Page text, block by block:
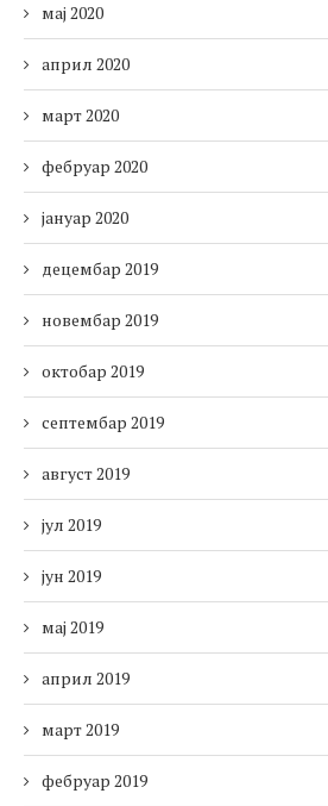
мај 2020
април 2020
март 2020
фебруар 2020
јануар 2020
децембар 2019
новембар 2019
октобар 2019
септембар 2019
август 2019
јул 2019
јун 2019
мај 2019
април 2019
март 2019
фебруар 2019